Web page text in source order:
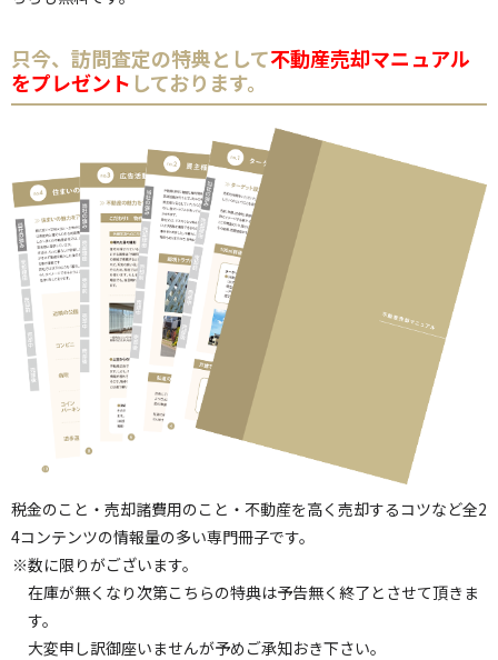
只今、訪問査定の特典として不動産売却マニュアル
をプレゼント しております。
税金のこと・売却諸費用のこと・不動産を高く売却するコツなど全2
4コンテンツの情報量の多い専門冊子です。
※数に限りがございます。
在庫が無くなり次第こちらの特典は予告無く終了とさせて頂きま
す。
大変申し訳御座いませんが予めご承知おき下さい。